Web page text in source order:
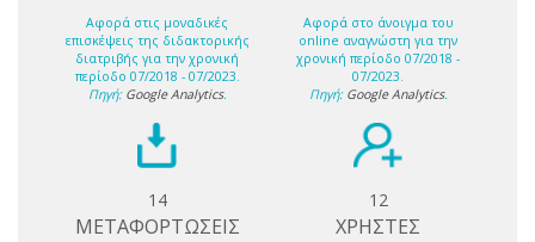
Αφορά στις μοναδικές
επισκέψεις της διδακτορικής
διατριβής για την χρονική
περίοδο 07/2018 - 07/2023.
Πηγή: Google Analytics.
Αφορά στο άνοιγμα του
online αναγνώστη για την
χρονική περίοδο 07/2018 -
07/2023.
Πηγή: Google Analytics.
14
ΜΕΤΑΦΟΡΤΩΣΕΙΣ
12
ΧΡΗΣΤΕΣ